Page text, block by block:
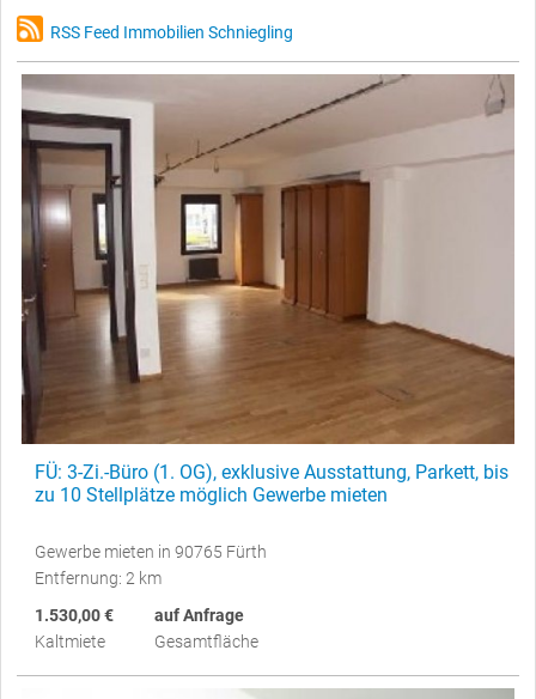
RSS Feed Immobilien Schniegling
FÜ: 3-Zi.-Büro (1. OG), exklusive Ausstattung, Parkett, bis
zu 10 Stellplätze möglich Gewerbe mieten
Gewerbe mieten in 90765 Fürth
Entfernung: 2 km
1.530,00 €
Kaltmiete
auf Anfrage
Gesamtfläche